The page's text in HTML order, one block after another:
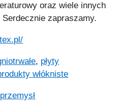
oraz wiele innych
Serdecznie zapraszamy.
, płyty
włókniste